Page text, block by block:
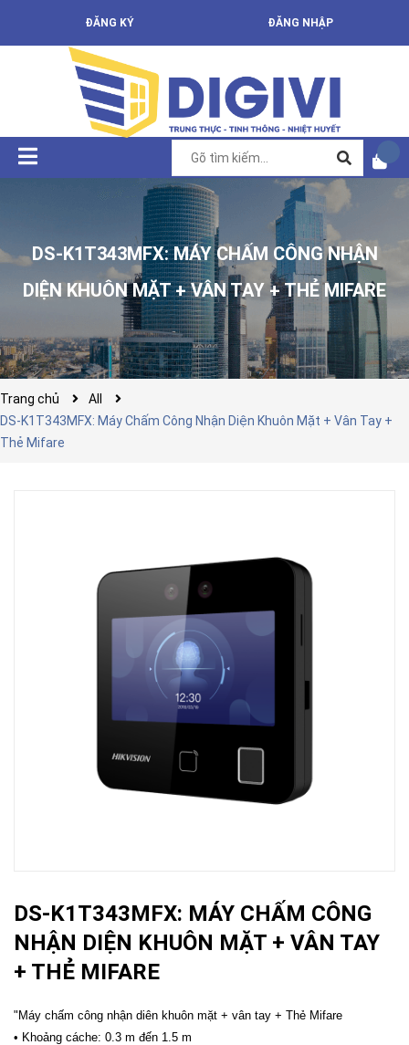
ĐĂNG KÝ ĐĂNG NHẬP
DS-K1T343MFX: MÁY CHẤM CÔNG NHẬN
DIỆN KHUÔN MẶT + VÂN TAY + THẺ MIFARE
Trang chủ
All
DS-K1T343MFX: Máy Chấm Công Nhận Diện Khuôn Mặt + Vân Tay +
Thẻ Mifare
DS-K1T343MFX: MÁY CHẤM CÔNG
NHẬN DIỆN KHUÔN MẶT + VÂN TAY
+ THẺ MIFARE
"Máy chấm công nhận diên khuôn mặt + vân tay + Thẻ Mifare
• Khoảng cáche: 0.3 m đến 1.5 m